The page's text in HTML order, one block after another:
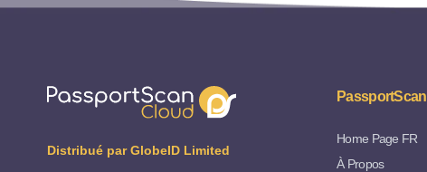
Distribué par GlobeID Limited
PassportScan
Home Page FR
À Propos